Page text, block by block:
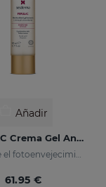
Añadir
FERULAC Crema Gel Antioxidante
61.95 €